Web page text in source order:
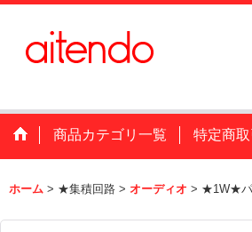
商品カテゴリ一覧 特定商
ホーム > ★集積回路 > オーディオ > ★1W★パ